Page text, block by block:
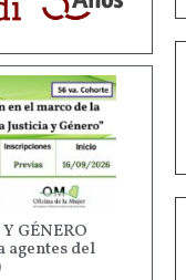
GÉNERO
agentes del